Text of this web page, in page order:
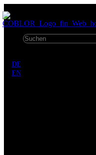
DE
EN